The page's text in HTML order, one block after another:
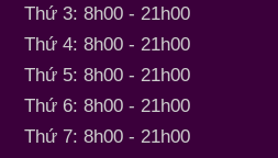
Thứ 3: 8h00 - 21h00
Thứ 4: 8h00 - 21h00
Thứ 5: 8h00 - 21h00
Thứ 6: 8h00 - 21h00
Thứ 7: 8h00 - 21h00